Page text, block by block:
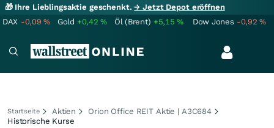
🎁 Ihre Lieblingsaktie geschenkt.→ Jetzt Depot eröffnen
DAX -0,09% Gold +0,42% Öl (Brent) +5,15% Dow Jones -0,92%
Startseite Aktien
Orion Office REIT Aktie | A3C684
Historische Kurse